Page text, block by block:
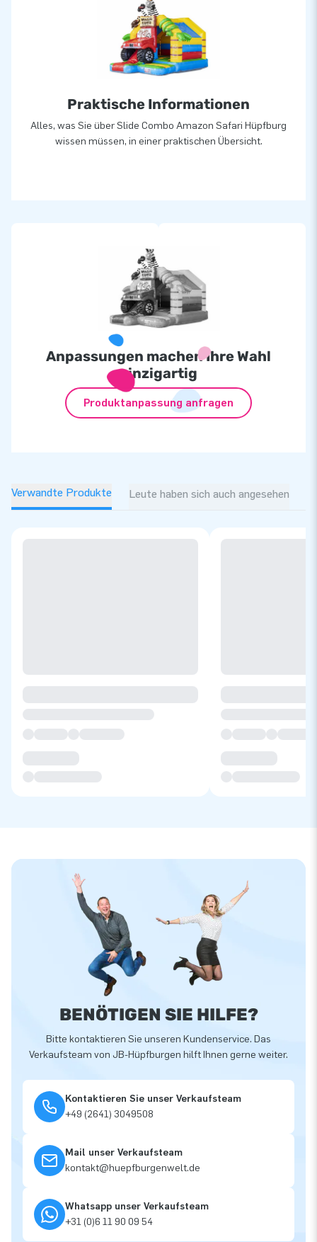
Praktische Informationen
Alles, was Sie über Slide Combo Amazon Safari Hüpfburg
wissen müssen, in einer praktischen Übersicht.
Anpassungen machen Ihre Wahl
einzigartig
Produktanpassung anfragen
Verwandte Produkte Leute haben sich auch angesehen
BENÖTIGEN SIE HILFE?
Bitte kontaktieren Sie unseren Kundenservice. Das
Verkaufsteam von JB-Hüpfburgen hilft Ihnen gerne weiter.
Kontaktieren Sie unser Verkaufsteam
+49 (2641) 3049508
Mail unser Verkaufsteam
kontakt@huepfburgenwelt.de
Whatsapp unser Verkaufsteam
+31 (0)6 11 90 09 54